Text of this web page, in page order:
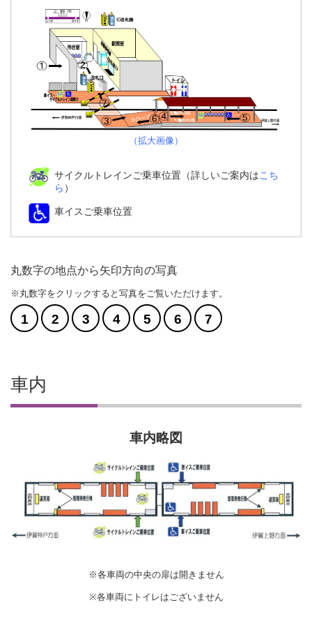
（拡大画像）
サイクルトレインご乗車位置（詳しいご案内はこち
ら ）
車イスご乗車位置
丸数字の地点から矢印方向の写真
※丸数字をクリックすると写真をご覧いただけます。
1 2 3 4 5 6 7
車内
車内略図
※各車両の中央の扉は開きません
※各車両にトイレはございません